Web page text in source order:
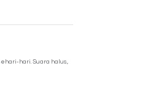
hari. Suara halus,